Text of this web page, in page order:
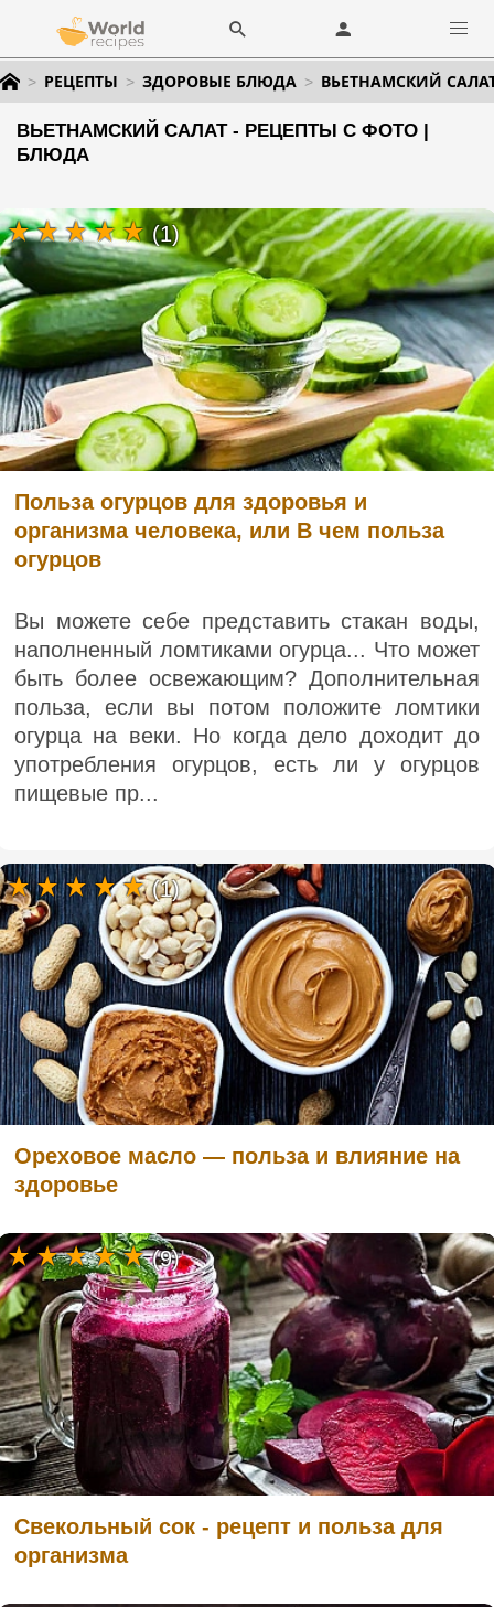
РЕЦЕПТЫ ЗДОРОВЫЕ БЛЮДА ВЬЕТНАМСКИЙ
ВЬЕТНАМСКИЙ САЛАТ - РЕЦЕПТЫ С ФОТО |
БЛЮДА
Польза огурцов для здоровья и
организма человека, или В чем польза
огурцов
Вы можете себе представить стакан воды,
наполненный ломтиками огурца... Что может
быть более освежающим? Дополнительная
польза, если вы потом положите ломтики
огурца на веки. Но когда дело доходит до
употребления огурцов, есть ли у огурцов
пищевые пр...
(1)
Ореховое масло — польза и влияние на
здоровье
(1)
Свекольный сок - рецепт и польза для
организма
(9)